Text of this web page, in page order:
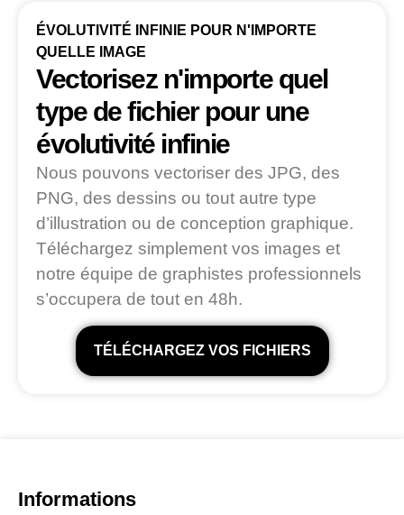
ÉVOLUTIVITÉ INFINIE POUR N'IMPORTE
QUELLE IMAGE
Vectorisez n'importe quel
type de fichier pour une
évolutivité infinie
Nous pouvons vectoriser des JPG, des
PNG, des dessins ou tout autre type
d’illustration ou de conception graphique.
Téléchargez simplement vos images et
notre équipe de graphistes professionnels
s’occupera de tout en 48h.
TÉLÉCHARGEZ VOS FICHIERS
Informations